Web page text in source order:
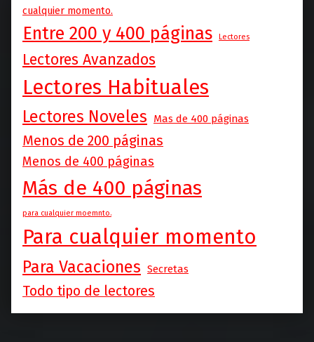
cualquier momento.
Entre 200 y 400 páginas Lectores
Lectores Avanzados
Lectores Habituales
Lectores Noveles Mas de 400 páginas
Menos de 200 páginas
Menos de 400 páginas
Más de 400 páginas
para cualquier moemnto.
Para cualquier momento
Para Vacaciones Secretas
Todo tipo de lectores